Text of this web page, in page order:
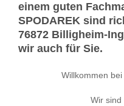
einem guten
SPODAREK sind
76872 Billigheim-
wir auch für Sie.
Willkommen
Wir sind